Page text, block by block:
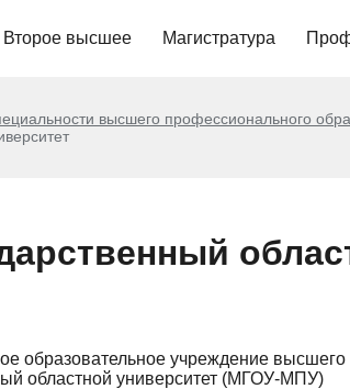
Второе высшее Магистратура
высшего профессионального
образовательное учреждение
областной университет (МГОУ-МПУ)